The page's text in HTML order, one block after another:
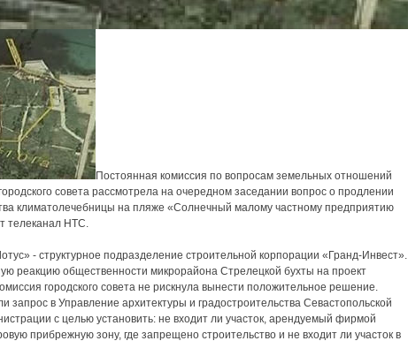
Постоянная комиссия по вопросам земельных отношений
совета рассмотрела на очередном заседании вопрос о продлении
климатолечебницы на пляже «Солнечный малому частному предприятию
телеканал НТС.
- структурное подразделение строительной корпорации «Гранд-Инвест».
реакцию общественности микрорайона Стрелецкой бухты на проект
городского совета не рискнула вынести положительное решение.
запрос в Управление архитектуры и градостроительства Севастопольской
с целью установить: не входит ли участок, арендуемый фирмой
прибрежную зону, где запрещено строительство и не входит ли участок в